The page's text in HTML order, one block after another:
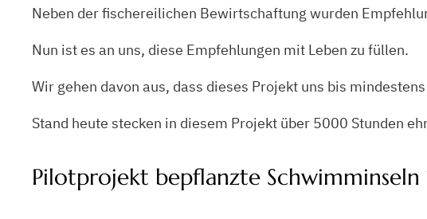
Neben der fischereilichen Bewirtschaftung wurden
Nun ist es an uns, diese Empfehlungen mit Leben zu füllen.
Wir gehen davon aus, dass dieses Projekt uns bis
Stand heute stecken in diesem Projekt über 5000 Stunden
Pilotprojekt bepflanzte Schwimminseln